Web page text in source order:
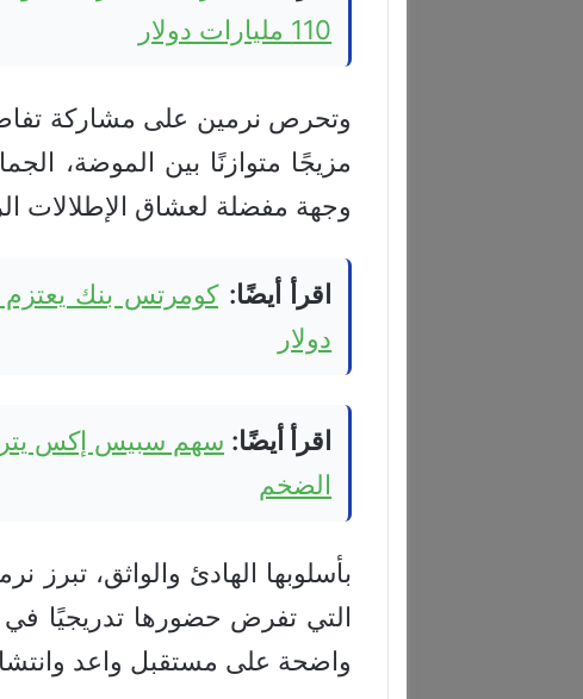
110 مليارات دولار
وتحرص نرمين على مشاركة
مزيجًا متوازنًا بين الموضة،
وجهة مفضلة لعشاق الإطلالات
اقرأ أيضًا:
دولار
اقرأ أيضًا:
الضخم
بأسلوبها الهادئ والواثق،
التي تفرض حضورها تدريجيًا
واضحة على مستقبل واعد